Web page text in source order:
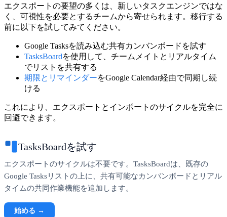
エクスポートの要望の多くは、新しいタスクエンジンではな
く、可視性を必要とするチームから寄せられます。移行する
前に以下を試してみてください。
Google Tasksを読み込む共有カンバンボードを試す
TasksBoardを使用して、チームメイトとリアルタイム
でリストを共有する
期限とリマインダーをGoogle Calendar経由で同期し続
ける
これにより、エクスポートとインポートのサイクルを完全に
回避できます。
TasksBoardを試す
エクスポートのサイクルは不要です。TasksBoardは、既存の
Google Tasksリストの上に、共有可能なカンバンボードとリアル
タイムの共同作業機能を追加します。
始める →